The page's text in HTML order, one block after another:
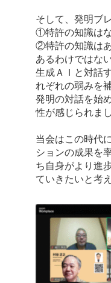
そして、発明ブ
①特許の知識は
②特許の知識は
あるわけではな
生成ＡＩと対話
れぞれの弱みを
発明の対話を始
性が感じられまし
当会はこの時代
ションの成果を
ち自身がより進
ていきたいと考